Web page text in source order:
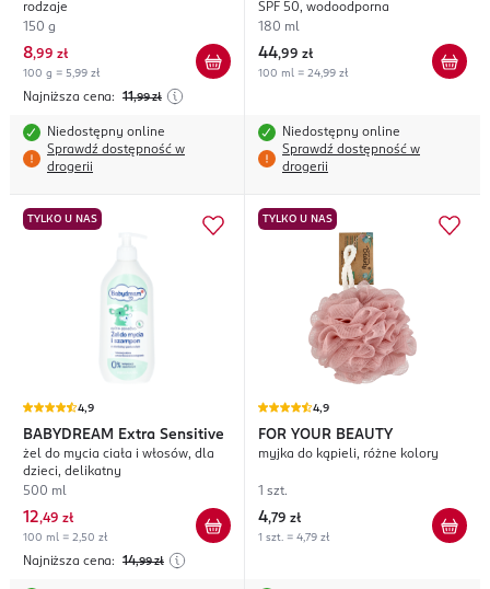
rodzaje
150 g
8,99 zł
100 g = 5,99 zł
Najniższa cena: 11,99 zł
Niedostępny online
Sprawdź dostępność w
drogerii
SPF 50, wodoodporna
180 ml
44,99 zł
100 ml = 24,99 zł
Niedostępny online
Sprawdź dostępność w
drogerii
TYLKO U NAS
4,9
BABYDREAM Extra Sensitive
żel do mycia ciała i włosów, dla
dzieci, delikatny
500 ml
12,49 zł
100 ml = 2,50 zł
Najniższa cena: 14,99 zł
TYLKO U NAS
4,9
FOR YOUR BEAUTY
myjka do kąpieli, różne kolory
1 szt.
4,79 zł
1 szt. = 4,79 zł